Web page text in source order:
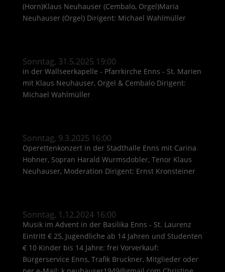
(Horn)Klaus Neuhauser (Cembalo, Orgel)Maria
Neuhauser (Orgel) Dirigent: Michael Wahlmüller
Sonntag, 31.5.2025 19:00
in der Wallseerkapelle - Pfarrkirche Enns - St. Marien
mit Klaus Neuhauser, Orgel & Cembalo Dirigent:
Michael Wahlmüller
Sonntag, 9.3.2025 16:00
Operettenkonzert in der Stadthalle Enns mit Carina
Hohner, Sopran Harald Wurmsdobler, Tenor Klaus
Neuhauser, Moderation Dirigent: Ernst Kronsteiner
Sonntag, 1.12.2024 16:00
Musik im Advent in der Basilika Enns - St. Laurenz
Eintritt € 25, Jugendliche ab 14 Jahren und Studenten
€ 10 Kinder bis 14 Jahre: frei Vorverkauf:
Bürgerservice Enns, Trafik Bruckner, Mitglieder oder